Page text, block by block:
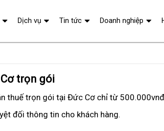
trọn gói
thuế trọn gói tại Đức Cơ chỉ từ
đối thông tin cho khách hàng.
Dịch vụ Tin tức Doanh nghiệp